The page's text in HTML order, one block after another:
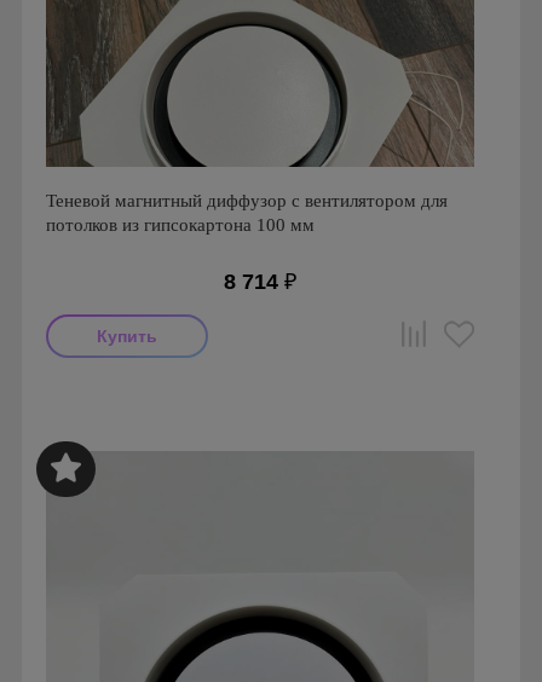
Теневой магнитный диффузор с вентилятором для
потолков из гипсокартона 100 мм
8 714 ₽
Серия: Теневой диффузор для гипсокартонных потолков